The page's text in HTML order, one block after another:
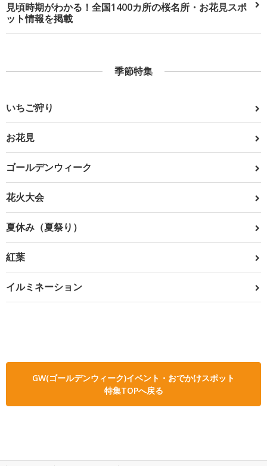
見頃時期がわかる！全国1400カ所の桜名所・お花見スポ
ット情報を掲載
季節特集
いちご狩り
お花見
ゴールデンウィーク
花火大会
夏休み（夏祭り）
紅葉
イルミネーション
GW(ゴールデンウィーク)イベント・おでかけスポット
特集TOPへ戻る